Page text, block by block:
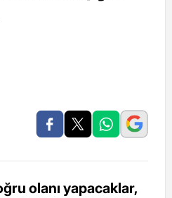
olanı yapacaklar,